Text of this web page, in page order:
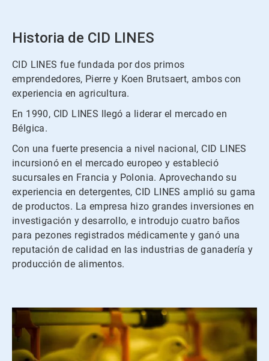
Historia de CID LINES
CID LINES fue fundada por dos primos
emprendedores, Pierre y Koen Brutsaert, ambos con
experiencia en agricultura.
En 1990, CID LINES llegó a liderar el mercado en
Bélgica.
Con una fuerte presencia a nivel nacional, CID LINES
incursionó en el mercado europeo y estableció
sucursales en Francia y Polonia. Aprovechando su
experiencia en detergentes, CID LINES amplió su gama
de productos. La empresa hizo grandes inversiones en
investigación y desarrollo, e introdujo cuatro baños
para pezones registrados médicamente y ganó una
reputación de calidad en las industrias de ganadería y
producción de alimentos.